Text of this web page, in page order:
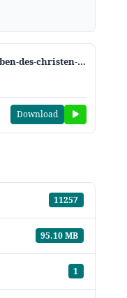
11257
95.10 MB
1
v-glauben-das-gebet-im-leben-des-christen-2024.mp3
Download